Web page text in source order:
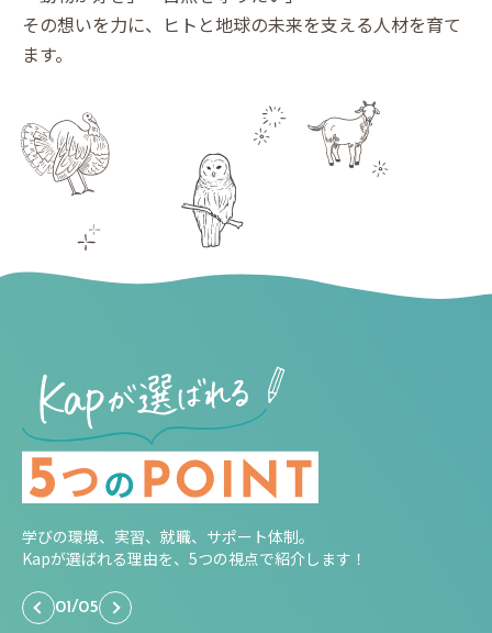
その想いを力に、ヒトと地球の未来を支える人材を育て
ます。
学びの環境、実習、就職、サポート体制。
Kapが選ばれる理由を、5つの視点で紹介します！
01/05